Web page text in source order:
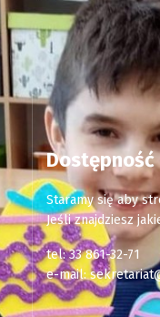
Staramy się aby
Jeśli znajdziesz
tel: 33 861-32-71
e-mail: